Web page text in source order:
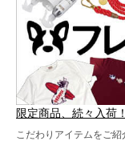
限定商品、続々入荷！
こだわりアイテムをご紹